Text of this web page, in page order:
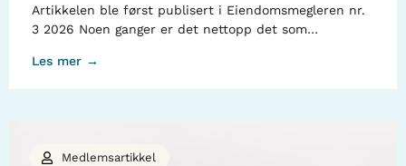
Artikkelen ble først publisert i Eiendomsmegleren nr.
3 2026 Noen ganger er det nettopp det som…
Les mer →
Medlemsartikkel